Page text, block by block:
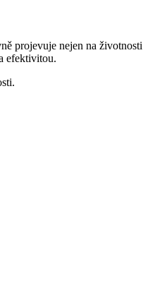
projevuje nejen na životnosti
efektivitou.